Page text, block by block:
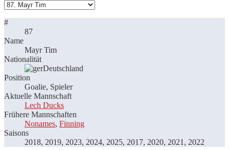
#
87
Name
Mayr Tim
Nationalität
Deutschland
Position
Goalie, Spieler
Aktuelle Mannschaft
Lech Ducks
Frühere Mannschaften
Nonames, Finning
Saisons
2018, 2019, 2023, 2024, 2025, 2017, 2020, 2021, 2022